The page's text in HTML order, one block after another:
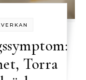
Torra